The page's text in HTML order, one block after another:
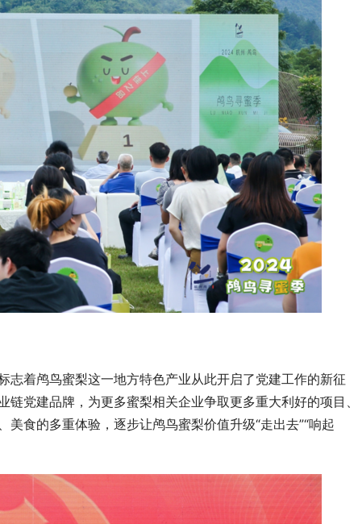
着鸬鸟蜜梨这一地方特色产业从此开启了党建工作的新征
党建品牌，为更多蜜梨相关企业争取更多重大利好的项目、
食的多重体验，逐步让鸬鸟蜜梨价值升级“走出去”“响起